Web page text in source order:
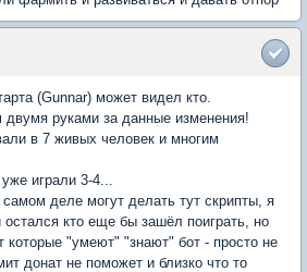
(Gunnar) может видел кто.
руками за данные изменения!
в 7 живых человек и многим
уже играли 3-4...
деле могут делать тут скрипты, я
остался кто еще бы зашёл поиграть, но
которые "умеют" "знают" бот - просто не
донат не поможет и близко что то